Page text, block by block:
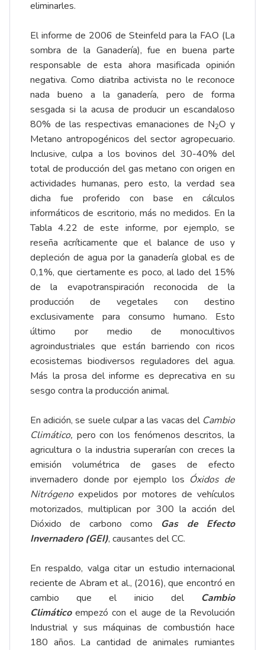
eliminarles.
El informe de 2006 de Steinfeld para la FAO (La
sombra de la Ganadería), fue en buena parte
responsable de esta ahora masificada opinión
negativa. Como diatriba activista no le reconoce
nada bueno a la ganadería, pero de forma
sesgada si la acusa de producir un escandaloso
80% de las respectivas emanaciones de N2O y
Metano antropogénicos del sector agropecuario.
Inclusive, culpa a los bovinos del 30-40% del
total de producción del gas metano con origen en
actividades humanas, pero esto, la verdad sea
dicha fue proferido con base en cálculos
informáticos de escritorio, más no medidos. En la
Tabla 4.22 de este informe, por ejemplo, se
reseña acríticamente que el balance de uso y
depleción de agua por la ganadería global es de
0,1%, que ciertamente es poco, al lado del 15%
de la evapotranspiración reconocida de la
producción de vegetales con destino
exclusivamente para consumo humano. Esto
último por medio de monocultivos
agroindustriales que están barriendo con ricos
ecosistemas biodiversos reguladores del agua.
Más la prosa del informe es deprecativa en su
sesgo contra la producción animal.
En adición, se suele culpar a las vacas del Cambio
Climático, pero con los fenómenos descritos, la
agricultura o la industria superarían con creces la
emisión volumétrica de gases de efecto
invernadero donde por ejemplo los Óxidos de
Nitrógenoexpelidos por motores de vehículos
motorizados, multiplican por 300 la acción del
Dióxido de carbono como Gas de Efecto
Invernadero (GEI), causantes del CC.
En respaldo, valga citar un estudio internacional
reciente de Abram et al., (2016), que encontró en
cambio que el inicio del Cambio
Climáticoempezó con el auge de la Revolución
Industrial y sus máquinas de combustión hace
180 años. La cantidad de animales rumiantes